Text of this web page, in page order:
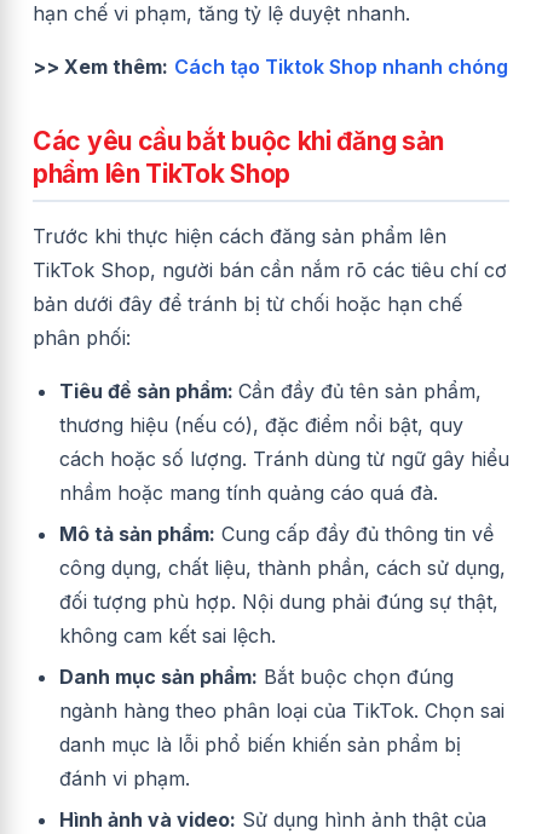
hạn chế vi phạm, tăng tỷ lệ duyệt nhanh.
>> Xem thêm: Cách tạo Tiktok Shop nhanh chóng
Các yêu cầu bắt buộc khi đăng sản
phẩm lên TikTok Shop
Trước khi thực hiện cách đăng sản phẩm lên
TikTok Shop, người bán cần nắm rõ các tiêu chí cơ
bản dưới đây để tránh bị từ chối hoặc hạn chế
phân phối:
Tiêu đề sản phẩm: Cần đầy đủ tên sản phẩm,
thương hiệu (nếu có), đặc điểm nổi bật, quy
cách hoặc số lượng. Tránh dùng từ ngữ gây hiểu
nhầm hoặc mang tính quảng cáo quá đà.
Mô tả sản phẩm: Cung cấp đầy đủ thông tin về
công dụng, chất liệu, thành phần, cách sử dụng,
đối tượng phù hợp. Nội dung phải đúng sự thật,
không cam kết sai lệch.
Danh mục sản phẩm: Bắt buộc chọn đúng
ngành hàng theo phân loại của TikTok. Chọn sai
danh mục là lỗi phổ biến khiến sản phẩm bị
đánh vi phạm.
Hình ảnh và video: Sử dụng hình ảnh thật của